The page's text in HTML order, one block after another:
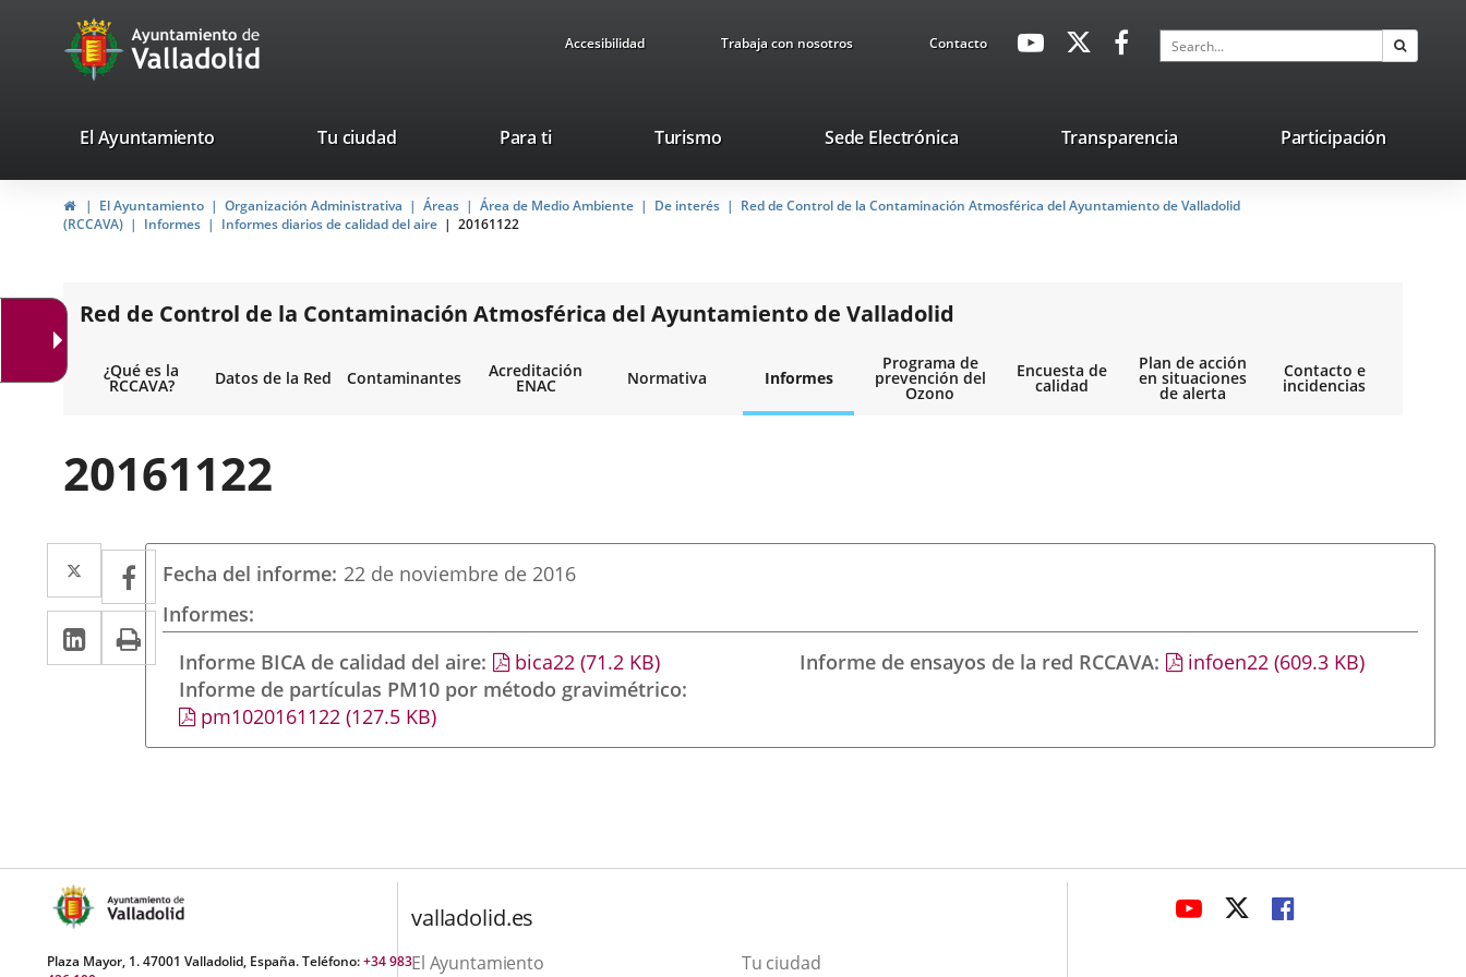
Portal
Web
Ayuntamiento
de
Valladolid
Accesibilidad Trabaja con nosotros ContactoavaHeaderSocial
Link
Link
application.
application.
Search
valladolid.es
El Ayuntamiento Tu ciudad Para ti TurismoThis
will
open
up
window.
Sede ElectrónicaLink
external
application.
Transparencia Participación
HomeEl Ayuntamiento Organización Administrativa Áreas Área de Medio Ambiente De interés
Red de Control de la Contaminación Atmosférica del Ayuntamiento de Valladolid
(RCCAVA)
Informes Informes diarios de calidad del aire 20161122
Red de Control de la Contaminación Atmosférica del Ayuntamiento de Valladolid
¿Qué es la
RCCAVA? Datos de la Red Contaminantes Acreditación
ENAC Normativa Informes
Programa de
prevención del
Ozono
Encuesta de
calidad
Plan de acción
en situaciones
de alerta
Contacto e
incidencias
20161122
Twitter
Enlace
a
una
aplicación
externa.
Facebook
Enlace
a
una
aplicación
externa.
Linkedin
Enlace
a
aplicación
Print
Fecha del informe 22 de noviembre de 2016
Informes
Informe BICA de calidad del aire
bica22(71.2 KB)
Informe de partículas PM10 por método gravimétrico
pm1020161122(127.5 KB)
Informe de ensayos de la red RCCAVA infoen22 (609.3 KB)
Plaza Mayor, 1. 47001 Valladolid, España. Teléfono:+34 983
valladolid.es
El Ayuntamiento Tu ciudad
LINK
LINKLINK